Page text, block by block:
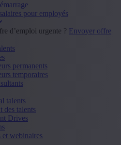
pour employés
d’emploi urgente ? Envoyer offre
permanents
temporaires
talents
des talents
Drives
et webinaires